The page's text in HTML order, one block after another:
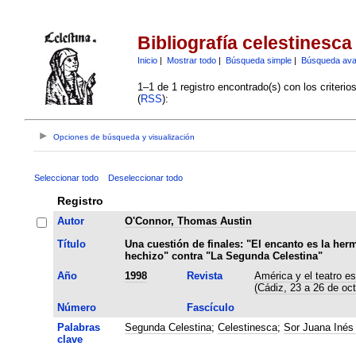
Bibliografía celestinesca
Inicio| Mostrar todo| Búsqueda simple| Búsqueda
1–1 de 1 registro encontrado(s) con los
(RSS):
Opciones de búsqueda y visualización
Seleccionar todo Deseleccionar todo
Registro
Autor
O'Connor, Thomas Austin
Título
Una cuestión de finales: "El encanto es la
hechizo" contra "La Segunda Celestina"
Año
1998 Revista
América y el teatro
(Cádiz, 23 a 26 de
Número
Fascículo
Palabras
clave
Segunda Celestina; Celestinesca; Sor Juana